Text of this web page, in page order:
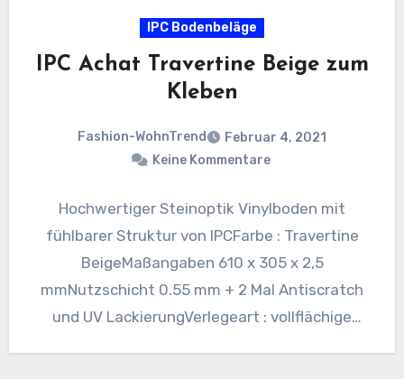
IPC Bodenbeläge
IPC Achat Travertine Beige zum
Kleben
Fashion-WohnTrend
Februar 4, 2021
Keine Kommentare
Hochwertiger Steinoptik Vinylboden mit
fühlbarer Struktur von IPCFarbe : Travertine
BeigeMaßangaben 610 x 305 x 2,5
mmNutzschicht 0.55 mm + 2 Mal Antiscratch
und UV LackierungVerlegeart : vollflächige